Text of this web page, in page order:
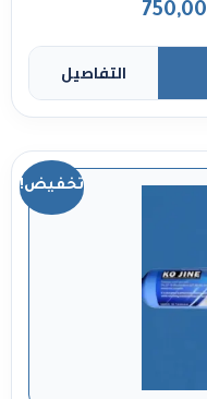
750,00
التفاصيل
تخفيض!